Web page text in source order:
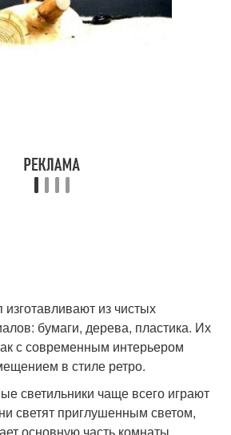
из чистых
бумаги, дерева, пластика. Их
с современным интерьером
в стиле ретро.
светильники чаще всего играют
светят приглушенным светом,